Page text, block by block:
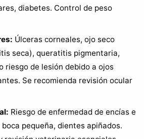
diabetes. Control de peso
Úlceras corneales, ojo seco
seca), queratitis pigmentaria,
riesgo de lesión debido a ojos
Se recomienda revisión ocular
Riesgo de enfermedad de encías e
pequeña, dientes apiñados.